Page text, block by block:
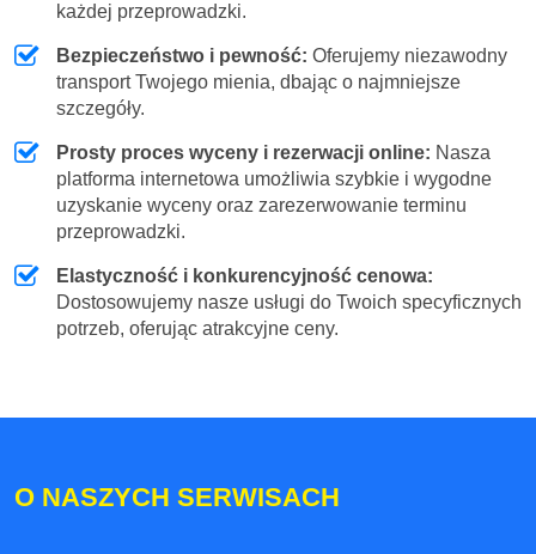
każdej przeprowadzki.
Bezpieczeństwo i pewność: Oferujemy niezawodny
transport Twojego mienia, dbając o najmniejsze
szczegóły.
Prosty proces wyceny i rezerwacji online: Nasza
platforma internetowa umożliwia szybkie i wygodne
uzyskanie wyceny oraz zarezerwowanie terminu
przeprowadzki.
Elastyczność i konkurencyjność cenowa:
Dostosowujemy nasze usługi do Twoich specyficznych
potrzeb, oferując atrakcyjne ceny.
O NASZYCH SERWISACH